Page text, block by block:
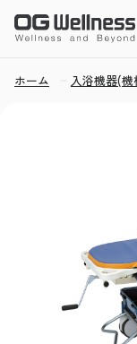
ホーム 入浴機器(機